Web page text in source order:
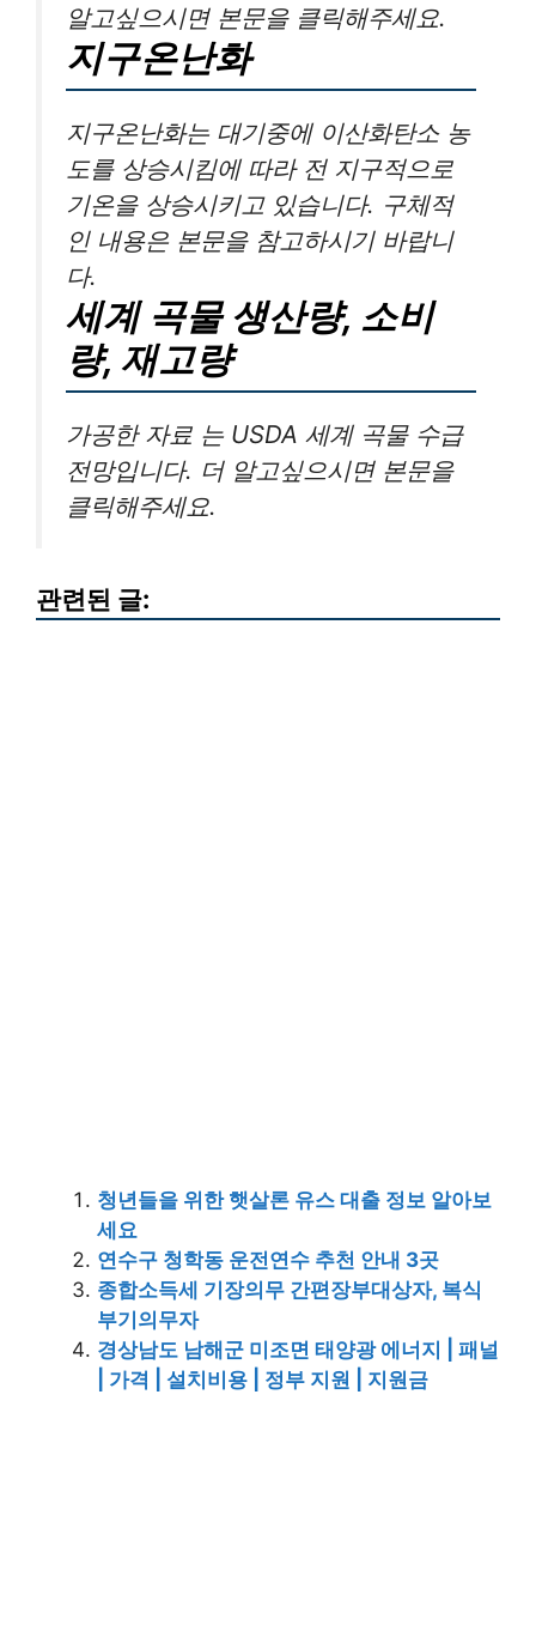
알고싶으시면 본문을 클릭해주세요.
지구온난화
지구온난화는 대기중에 이산화탄소 농
도를 상승시킴에 따라 전 지구적으로
기온을 상승시키고 있습니다. 구체적
인 내용은 본문을 참고하시기 바랍니
다.
세계 곡물 생산량, 소비
량, 재고량
가공한 자료 는 USDA 세계 곡물 수급
전망입니다. 더 알고싶으시면 본문을
클릭해주세요.
관련된 글:
청년들을 위한 햇살론 유스 대출 정보 알아보
세요
연수구 청학동 운전연수 추천 안내 3곳
종합소득세 기장의무 간편장부대상자, 복식
부기의무자
경상남도 남해군 미조면 태양광 에너지 | 패널
| 가격 | 설치비용 | 정부 지원 | 지원금